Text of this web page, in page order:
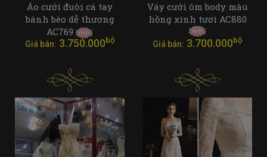
Áo cưới đuôi cá tay
bánh bèo dễ thương
AC769
Giá bán: 3.750.000bộ
Váy cưới ôm body màu
hồng xinh tươi AC880
Giá bán: 3.700.000bộ